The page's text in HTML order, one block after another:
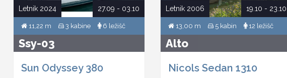
27.09 - 03.10
Letnik 2024
11,22 m 3 kabine 6 ležišč
Ssy-03
Sun Odyssey 380
19.10 - 23.10
Letnik 2006
13,00 m 5 kabin 12 ležišč
Alto
Nicols Sedan 1310